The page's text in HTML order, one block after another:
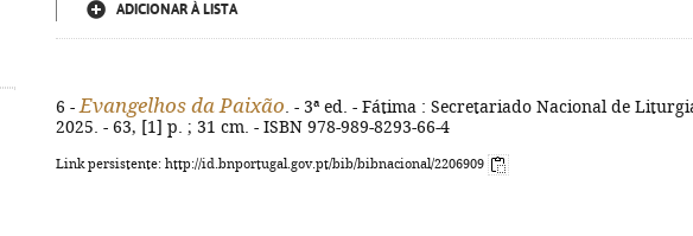
ADICIONAR À LISTA
6 - Evangelhos da Paixão . - 3ª ed. - Fátima : Secretariado Nacional de
2025. - 63, [1] p. ; 31 cm. - ISBN 978-989-8293-66-4
Link persistente: http://id.bnportugal.gov.pt/bib/bibnacional/2206909